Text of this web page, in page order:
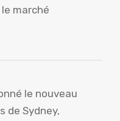
marché
le nouveau
de Sydney,